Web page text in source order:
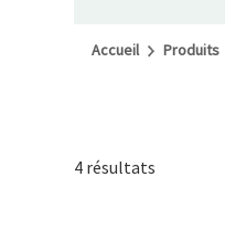
Accueil Produits
4 résultats